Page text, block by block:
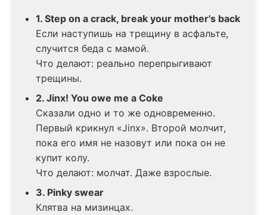
1. Step on a crack, break your mother's back
Если наступишь на трещину в асфальте,
случится беда с мамой.
Что делают: реально перепрыгивают
трещины.
2. Jinx! You owe me a Coke
Сказали одно и то же одновременно.
Первый крикнул «Jinx». Второй молчит,
пока его имя не назовут или пока он не
купит колу.
Что делают: молчат. Даже взрослые.
3. Pinky swear
Клятва на мизинцах.